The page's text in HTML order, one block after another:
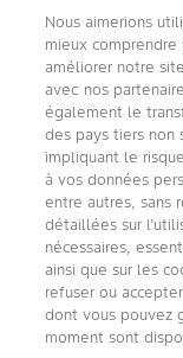
Accessibilité
Énoncé sur la
Nous aimerions
mieux
améliorer notre
avec nos
également le
des pays tiers non
impliquant le
à vos données
entre autres, sans
détaillées sur
nécessaires,
ainsi que sur les
refuser ou
dont vous pouvez
moment sont